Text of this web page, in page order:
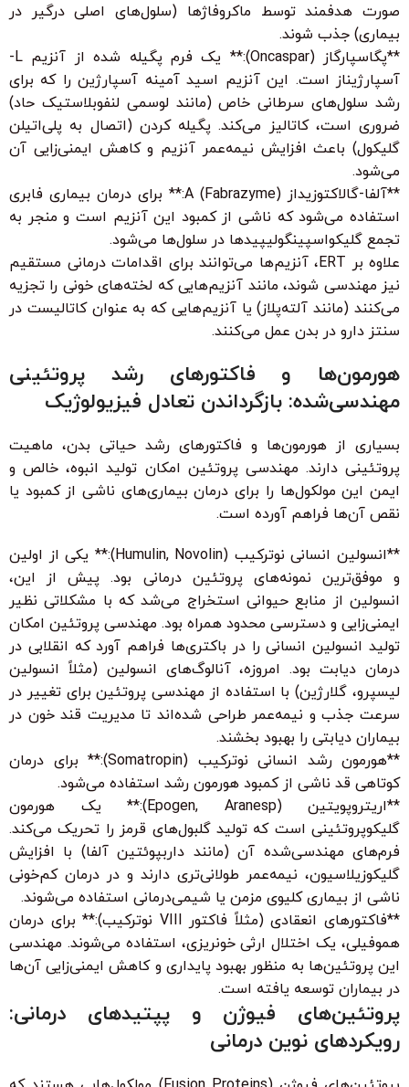
صورت هدفمند توسط ماکروفاژها (سلول‌های اصلی درگیر در
بیماری) جذب شوند.
**پگاسپارگاز (Oncaspar):** یک فرم پگیله شده از آنزیم L-
آسپارژیناز است. این آنزیم اسید آمینه آسپارژین را که برای
رشد سلول‌های سرطانی خاص (مانند لوسمی لنفوبلاستیک حاد)
ضروری است، کاتالیز می‌کند. پگیله کردن (اتصال به پلی‌اتیلن
گلیکول) باعث افزایش نیمه‌عمر آنزیم و کاهش ایمنی‌زایی آن
می‌شود.
**آلفا-گالاکتوزیداز A (Fabrazyme):** برای درمان بیماری فابری
استفاده می‌شود که ناشی از کمبود این آنزیم است و منجر به
تجمع گلیکواسپینگولیپیدها در سلول‌ها می‌شود.
علاوه بر ERT، آنزیم‌ها می‌توانند برای اقدامات درمانی مستقیم
نیز مهندسی شوند، مانند آنزیم‌هایی که لخته‌های خونی را تجزیه
می‌کنند (مانند آلته‌پلاز) یا آنزیم‌هایی که به عنوان کاتالیست در
سنتز دارو در بدن عمل می‌کنند.
هورمون‌ها و فاکتورهای رشد پروتئینی
مهندسی‌شده: بازگرداندن تعادل فیزیولوژیک
بسیاری از هورمون‌ها و فاکتورهای رشد حیاتی بدن، ماهیت
پروتئینی دارند. مهندسی پروتئین امکان تولید انبوه، خالص و
ایمن این مولکول‌ها را برای درمان بیماری‌های ناشی از کمبود یا
نقص آن‌ها فراهم آورده است.
**انسولین انسانی نوترکیب (Humulin, Novolin):** یکی از اولین
و موفق‌ترین نمونه‌های پروتئین درمانی بود. پیش از این،
انسولین از منابع حیوانی استخراج می‌شد که با مشکلاتی نظیر
ایمنی‌زایی و دسترسی محدود همراه بود. مهندسی پروتئین امکان
تولید انسولین انسانی را در باکتری‌ها فراهم آورد که انقلابی در
درمان دیابت بود. امروزه، آنالوگ‌های انسولین (مثلاً انسولین
لیسپرو، گلارژین) با استفاده از مهندسی پروتئین برای تغییر در
سرعت جذب و نیمه‌عمر طراحی شده‌اند تا مدیریت قند خون در
بیماران دیابتی را بهبود بخشند.
**هورمون رشد انسانی نوترکیب (Somatropin):** برای درمان
کوتاهی قد ناشی از کمبود هورمون رشد استفاده می‌شود.
**اریتروپویتین (Epogen, Aranesp):** یک هورمون
گلیکوپروتئینی است که تولید گلبول‌های قرمز را تحریک می‌کند.
فرم‌های مهندسی‌شده آن (مانند داربپوئتین آلفا) با افزایش
گلیکوزیلاسیون، نیمه‌عمر طولانی‌تری دارند و در درمان کم‌خونی
ناشی از بیماری کلیوی مزمن یا شیمی‌درمانی استفاده می‌شوند.
**فاکتورهای انعقادی (مثلاً فاکتور VIII نوترکیب):** برای درمان
هموفیلی، یک اختلال ارثی خونریزی، استفاده می‌شوند. مهندسی
این پروتئین‌ها به منظور بهبود پایداری و کاهش ایمنی‌زایی آن‌ها
در بیماران توسعه یافته است.
پروتئین‌های فیوژن و پپتیدهای درمانی:
رویکردهای نوین درمانی